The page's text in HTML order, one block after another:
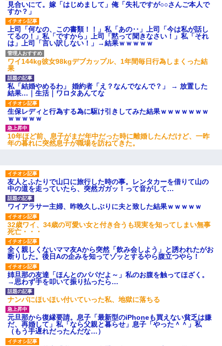
見合いにて。嫁「はじめまして」俺「失礼ですが○○さんご本人で
すか？」
上司「何なの、この書類！！」私「あの‥」上司「今は私が話し
てるの！」私「ですから」上司「黙って聞きなさい！」私「それ
は」上司「言い訳しない！」→結果ｗｗｗｗｗ
ワイ144kg彼女98kgデブカップル、1年間毎日行為しまくった結
果
私「結婚やめるわ」 婚約者「え？なんでなんで？」 → 放置した
結果…｜生活｜ワロタあんてな
生保レディと行為する為に駆け引きしてみた結果ｗｗｗｗｗｗｗ
ｗｗｗｗｗ
10年ほど前、息子がまだ年中だった時に離婚したんだけど、一昨
年の暮れに突然息子が職場を訪ねてきた。
友人とふたりで山口に旅行した時の事。レンタカーを借りて山の
中の道を走っていたら、突然ガガッ！って音がして…
ワイアラサー主婦、昨晩久しぶりに夫と致した結果ｗｗｗｗｗ
32歳ワイ、34歳の可愛い女と付き合うも現実を知ってしまい無事
死亡・・・
全く親しくないママ友Aから突然「飲み会しよう」と誘われたがお
断りした。後日Aの企みを知ってゾッとするやら腹立つやら！
姉旦那の友達「ほんとのパパだよ～」私のお腹を触ってほざく。
→思わず手を叩いて振り払ったら…
ナンパにほいほい付いていった私、地獄に落ちる
元旦那から復縁要請。息子「最新型のiPhoneも買えない貧乏は嫌
だ、再婚して」私「なら父親と暮らせ」息子「やった＾＾」私
（もう手遅れだったんだな…）